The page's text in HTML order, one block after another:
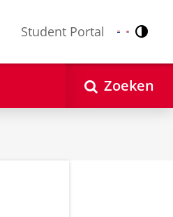
Student Portal Nederlands
English
Zoeken